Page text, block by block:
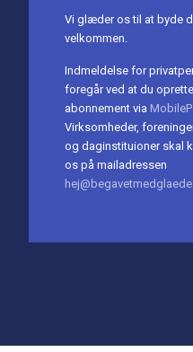
Vi glæder os til at byde
velkommen.
Indmeldelse for
foregår ved at du
abonnement via
Virksomheder,
og daginstituioner skal
os på mailadressen